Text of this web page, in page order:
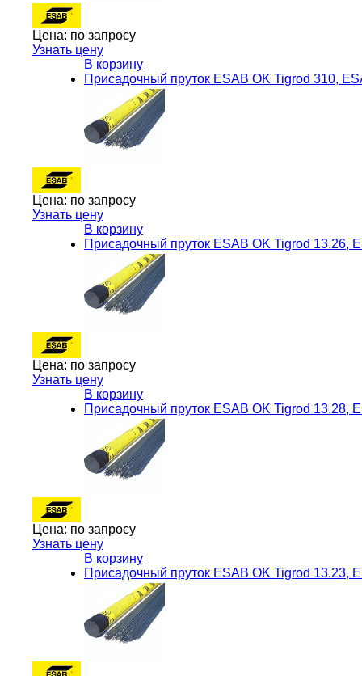
Цена: по запросу
Узнать цену
В корзину
Присадочный пруток ESAB OK Tigrod 310,
Цена: по запросу
Узнать цену
В корзину
Присадочный пруток ESAB OK Tigrod 13.26,
Цена: по запросу
Узнать цену
В корзину
Присадочный пруток ESAB OK Tigrod 13.28,
Цена: по запросу
Узнать цену
В корзину
Присадочный пруток ESAB OK Tigrod 13.23,